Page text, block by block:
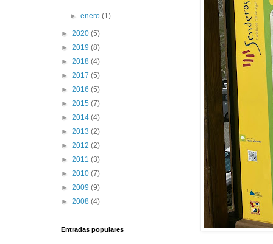
►enero(1)
► 2020 (5)
► 2019 (8)
► 2018 (4)
► 2017 (5)
► 2016 (5)
► 2015 (7)
► 2014 (4)
► 2013 (2)
► 2012 (2)
► 2011 (3)
► 2010 (7)
► 2009 (9)
► 2008 (4)
Entradas populares